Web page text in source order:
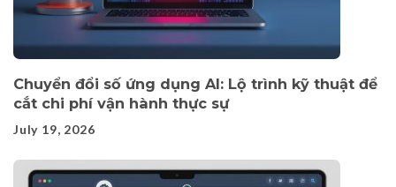
Chuyển đổi số ứng dụng AI: Lộ trình kỹ thuật để
cắt chi phí vận hành thực sự
July 19, 2026